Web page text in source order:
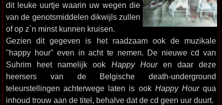
dit leuke uurtje waarin uw wegen die
van de genotsmiddelen dikwijls zullen
of op z`n minst kunnen kruisen.
Gezien dit gegeven is het raadzaam ook de muzikale
"happy hour" even in acht te nemen. De nieuwe cd van
Suhrim heet namelijk ook Happy Houren daar deze
heersers van de Belgische death-underground
teleurstellingen achterwege laten is ook Happy Hourqua
inhoud trouw aan de titel, behalve dat de cd geen uur duurt.